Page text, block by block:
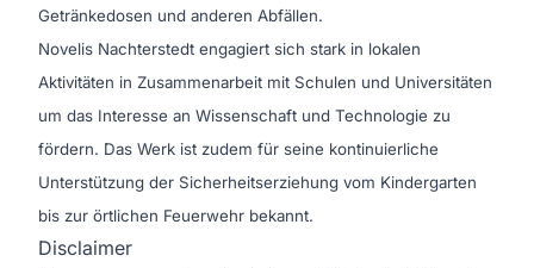
Getränkedosen und anderen Abfällen.
Novelis Nachterstedt engagiert sich stark in lokalen
Aktivitäten in Zusammenarbeit mit Schulen und Universitäten
um das Interesse an Wissenschaft und Technologie zu
fördern. Das Werk ist zudem für seine kontinuierliche
Unterstützung der Sicherheitserziehung vom Kindergarten
bis zur örtlichen Feuerwehr bekannt.
Disclaimer